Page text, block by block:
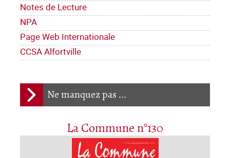
Notes de Lecture
NPA
Page Web Internationale
CCSA Alfortville
Ne manquez pas ...
La Commune n°130